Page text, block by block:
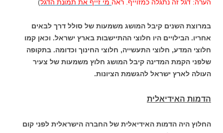
הערה: דגל זה נתגלה כמזוייף. ראה מי זייף את תמונת הדגל)
במרוצת השנים קיבל המושג משמעות של סולל דרך לבאים
אחריו. הבילויים היו חלוצי ההתיישבות בארץ ישראל. וכאן קמו
חלוצי המדע, חלוצי התעשייה, חלוצי החינוך וכדומה. בתקופה
שלפני הקמת המדינה קיבל המושג חלוץ משמעות של צעיר
העולה לארץ ישראל להגשמת הציונות.
הדמות האידיאלית
החלוץ היה הדמות האידיאלית של החברה הישראלית לפני קום